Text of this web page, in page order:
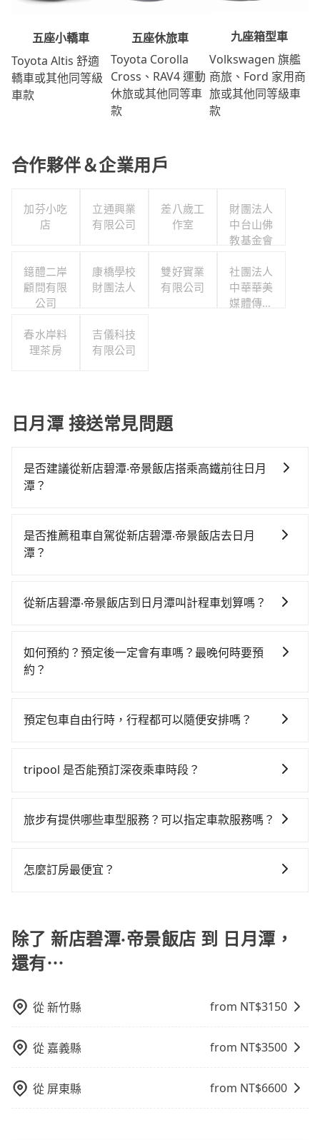
五座小轎車
Toyota Altis 舒適
轎車或其他同等級
車款
五座休旅車
Toyota Corolla
Cross、RAV4 運動
休旅或其他同等車
款
九座箱型車
Volkswagen 旗艦
商旅、Ford 家用商
旅或其他同等級車
款
合作夥伴＆企業用戶
加芬小吃
店
立通興業
有限公司
差八歲工
作室
財團法人
中台山佛
教基金會
鐿醴二岸
顧問有限
公司
康橋學校
財團法人
雙好實業
有限公司
社團法人
中華華美
媒體傳播
春水岸料
理茶房
吉儀科技
有限公司
日月潭 接送常見問題
是否建議從新店碧潭‧帝景飯店搭乘高鐵前往日月
潭？
貴、費時！從最早06:34一直到23:08，板橋-台中一天最
多有91班次高鐵可搭乘。假設從新店碧潭‧帝景飯店 (新
站、現場購票並於月台排隊的時間約20分鐘，再乘坐
班的計程車，搭上小黃後約花70分鐘、車費2,500元後，
抵達日月潭 (南投縣魚池鄉) 的目的地。全程加上轉車時
接送，則每人平均花費約1,450元，費時2小時42分鐘。
在還不馬上來預約tripool！如果你僅有兩位乘車，也可
是否推薦租車自駕從新店碧潭‧帝景飯店去日月
潭？
時不需要閉目養神（因為要自己開車），最重要的是你
$115~205承租小轎車，每公里再額外加收$3.2，從新店
碧潭‧帝景飯店到日月潭的花費預估為$3,050~3,700（金
用預估進去，但額外的汽車保險與可能的罰單都需自
數超過四位，更是沒有較大的七人座或九人座可供選
修理，每一次租車都好像在開樂透一樣。另外，偶爾也
車或者要載其他乘客的人來說就有不小的風險。最後，
從新店碧潭‧帝景飯店到日月潭叫計程車划算嗎？
灣大車隊、Uber、Line Taxi、Yoxi等，如果在路邊攔不
到車，也可考慮打電話至新店碧潭‧帝景飯店附近的計程
但如改預約tripool可省高達$2,900。但如果要考慮到回
倍。綜合以上，無論在價格或服務品質上，tripool都是
如何預約？預定後一定會有車嗎？最晚何時要預
約？
務，可直接線上輸入上下車地點或地址，三秒內即可查
訊以及電子郵件確認信，如此就完成預約了，而司機與
議出發前一天中午以前完成預約，越早下訂價格越低
預定包車自由行時，行程都可以隨便安排嗎？
沒有到達海拔1500公里以上的山區，行程都是可以依照
tripool 是否能預訂深夜乘車時段？
旅步有提供哪些車型服務？可以指定車款服務嗎？
指定車款服務的需求，可以先將您的需先提供旅步，會
怎麼訂房最便宜？
地區、價位、人數、特殊需求來搜尋適合的旅店與房
型，更重要的是通常價格是官網的6~8折，如果又有加入
會員或者使用特定的信用卡，還可以累積點數做現金回
有Booking.com、Agoda.com、Hotels.com、
Expedia.com、Trip.com等。正常來說，線上刷卡付款
完後預定就完成，事先不用電話確認空房，事後也不用
告知付款完畢，一切都能在網路上操作。但有些較冷門
賣的現象，便有可能到了現場卻沒房可住的窘境，所以
除了 新店碧潭‧帝景飯店 到 日月潭，
還有⋯
從新竹縣 from NT$3150
從 嘉義縣 from NT$3500
從 屏東縣 from NT$6600